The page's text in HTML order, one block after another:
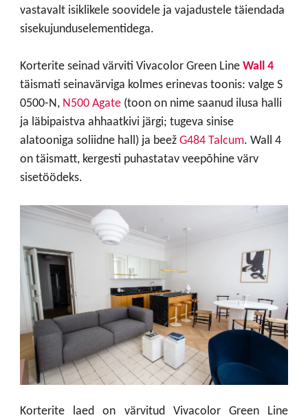
vastavalt isiklikele soovidele ja vajadustele täiendada
sisekujunduselementidega.
Korterite seinad värviti Vivacolor Green LineWall 4
täismati seinavärviga kolmes erinevas toonis: valge S
0500-N, N500 Agate(toon on nime saanud ilusa halli
ja läbipaistva ahhaatkivi järgi; tugeva sinise
alatooniga soliidne hall) ja beežG484 Talcum. Wall 4
on täismatt, kergesti puhastatav veepõhine värv
sisetöödeks.
Korterite laed on värvitud Vivacolor Green Line